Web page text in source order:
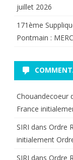
juillet 2026
171ème
Pontmain :
Chouandecoeur
France
SIRI dans Ordre
initialement
SIRI dans Ordre